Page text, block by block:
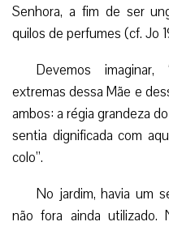
Senhora, a fim de ser
quilos de perfumes (cf. Jo
Devemos
extremas dessa Mãe e
ambos: a régia grandeza
sentia dignificada com
colo”.
No jardim, havia um
não fora ainda